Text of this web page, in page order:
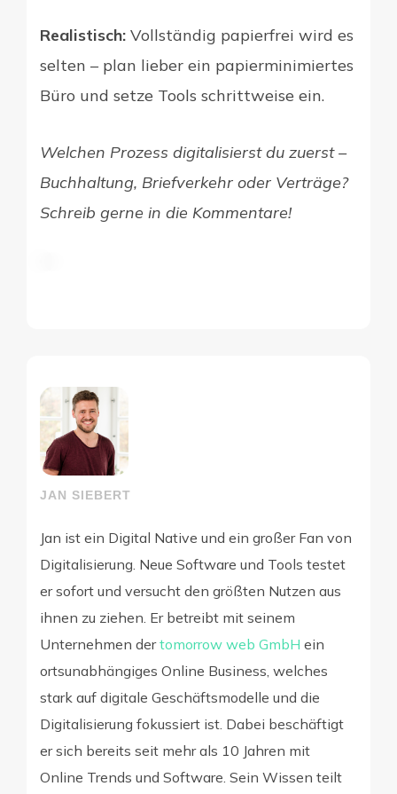
Realistisch: Vollständig papierfrei wird es
selten – plan lieber ein papierminimiertes
Büro und setze Tools schrittweise ein.
Welchen Prozess digitalisierst du zuerst –
Buchhaltung, Briefverkehr oder Verträge?
Schreib gerne in die Kommentare!
JAN SIEBERT
Jan ist ein Digital Native und ein großer Fan von
Digitalisierung. Neue Software und Tools testet
er sofort und versucht den größten Nutzen aus
ihnen zu ziehen. Er betreibt mit seinem
Unternehmen dertomorrow web GmbH ein
ortsunabhängiges Online Business, welches
stark auf digitale Geschäftsmodelle und die
Digitalisierung fokussiert ist. Dabei beschäftigt
er sich bereits seit mehr als 10 Jahren mit
Online Trends und Software. Sein Wissen teilt